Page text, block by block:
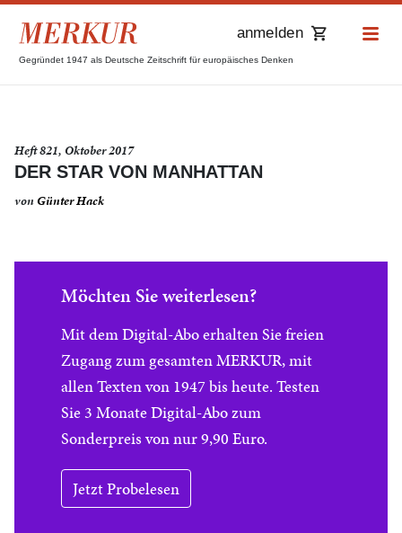
Gegründet 1947 als Deutsche Zeitschrift für europäisches Denken
anmelden
Heft 821, Oktober 2017
DER STAR VON MANHATTAN
vonGünter Hack
Möchten Sie weiterlesen?
Mit dem Digital-Abo erhalten Sie freien
Zugang zum gesamten MERKUR, mit
allen Texten von 1947 bis heute. Testen
Sie 3 Monate Digital-Abo zum
Sonderpreis von nur 9,90 Euro.
Jetzt Probelesen